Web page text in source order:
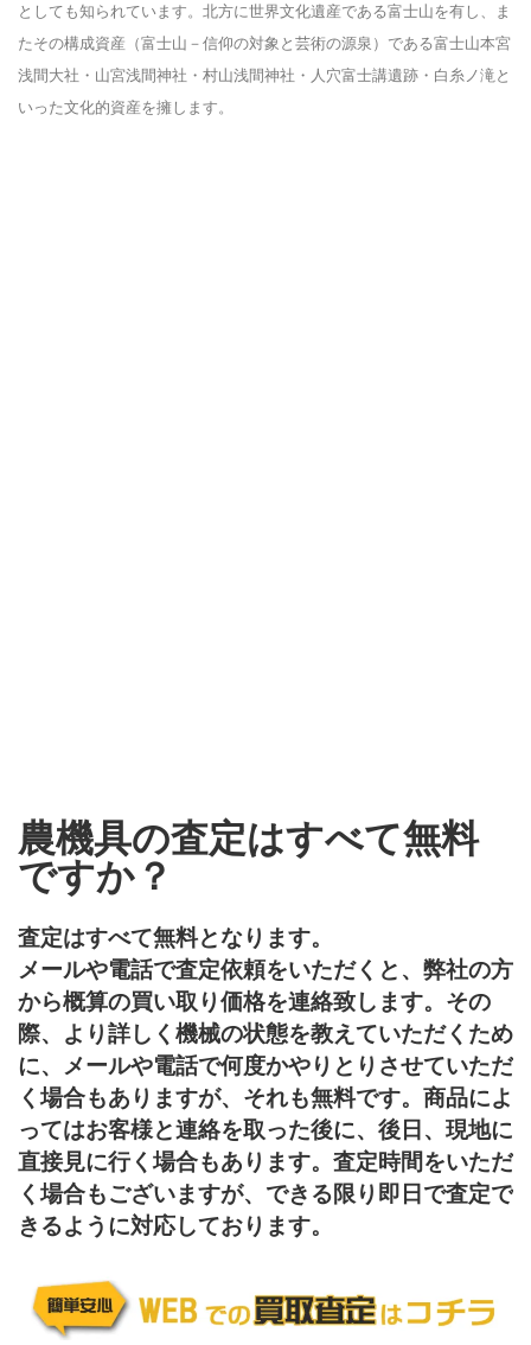
としても知られています。北方に世界文化遺産である富士山を有し、ま
たその構成資産（富士山－信仰の対象と芸術の源泉）である富士山本宮
浅間大社・山宮浅間神社・村山浅間神社・人穴富士講遺跡・白糸ノ滝と
いった文化的資産を擁します。
農機具の査定はすべて無料
ですか？
査定はすべて無料となります。
メールや電話で査定依頼をいただくと、弊社の方
から概算の買い取り価格を連絡致します。その
際、より詳しく機械の状態を教えていただくため
に、メールや電話で何度かやりとりさせていただ
く場合もありますが、それも無料です。商品によ
ってはお客様と連絡を取った後に、後日、現地に
直接見に行く場合もあります。査定時間をいただ
く場合もございますが、できる限り即日で査定で
きるように対応しております。